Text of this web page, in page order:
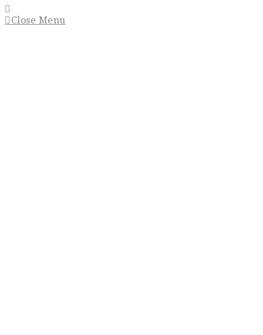
Close Menu